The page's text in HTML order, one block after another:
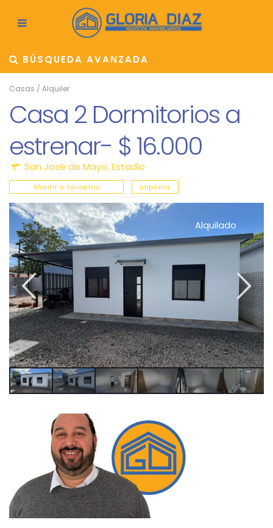
BÚSQUEDA AVANZADA
Casas / Alquiler
Casa 2 Dormitorios a
estrenar- $ 16.000
San José de Mayo,Estadio
Añadir a favoritos imprimir
Alquilado